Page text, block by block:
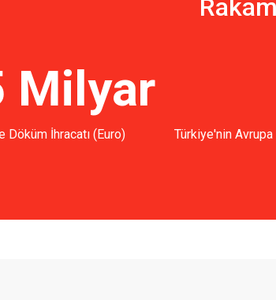
Milyar
Döküm İhracatı (Euro) Türkiye'nin Avrupa